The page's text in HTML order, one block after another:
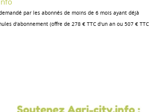
par les abonnés de moins de 6 mois ayant déjà
d'abonnement (offre de 278 € TTC d'un an ou 507 € TTC